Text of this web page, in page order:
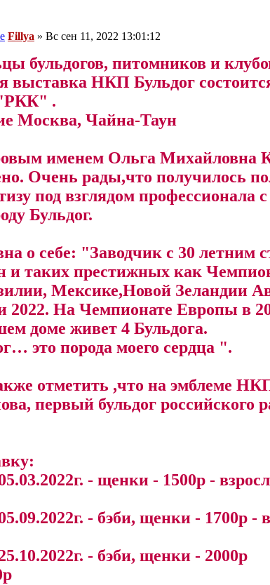
Fillya » Вс сен 11, 2022 13:01:12
бульдогов, питомников и
выставка НКП Бульдог
"РКК" .
Москва, Чайна-Таун
именем Ольга Михайловна
Очень рады,что получилось
под взглядом
Бульдог.
о себе: "Заводчик с 30 летним
и таких престижных как
Мексике,Новой Зеландии
2022. На Чемпионате Европы в
доме живет 4 Бульдога.
это порода моего сердца ".
отметить ,что на эмблеме
первый бульдог российского
- щенки - 1500р -
- бэби, щенки - 1700р -
- бэби, щенки - 2000р